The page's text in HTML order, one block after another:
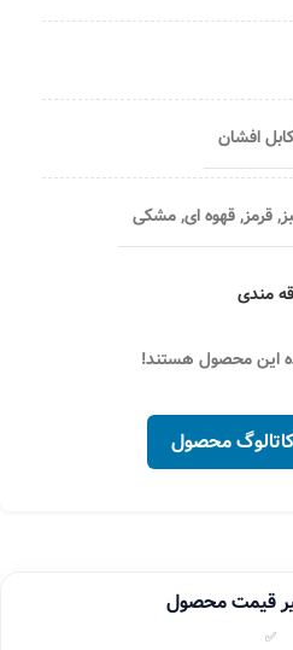
افشان
,قرمز,قهوه ای,مشکی
مندی
این محصول هستند!
محصول
قیمت محصول
✅